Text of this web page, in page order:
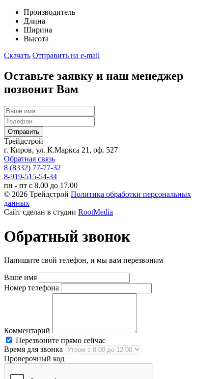
Производитель
Длина
Ширина
Высота
Скачать Отправить на e-mail
Оставьте заявку и наш менеджер
позвонит Вам
Трейдстрой
г. Киров, ул. К.Маркса 21, оф. 527
Обратная связь
8 (8332) 77-77-32
8-919-515-54-34
пн - пт с 8.00 до 17.00
© 2026 Трейдстрой Политика обработки персональных
данных
Сайт сделан в студии RootMedia
Обратный звонок
Напишите свой телефон, и мы вам перезвоним
Ваше имя
Номер телефона
Комментарий
Перезвоните прямо сейчас
Время для звонка
Проверочный код